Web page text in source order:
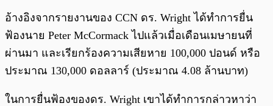
อ้างอิงจากรายงานของ CCN ดร. Wright ได้ทำการยื่น
ฟ้องนาย Peter McCormack ไปแล้วเมื่อเดือนเมษายนที่
ผ่านมา และเรียกร้องความเสียหาย 100,000 ปอนด์ หรือ
ประมาณ 130,000 ดอลลาร์ (ประมาณ 4.08 ล้านบาท)
ในการยื่นฟ้องของดร. Wright เขาได้ทำการกล่าวหาว่า